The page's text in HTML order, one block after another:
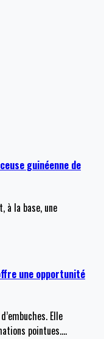
guinéenne de
à la base, une
une opportunité
Elle
pointues.…